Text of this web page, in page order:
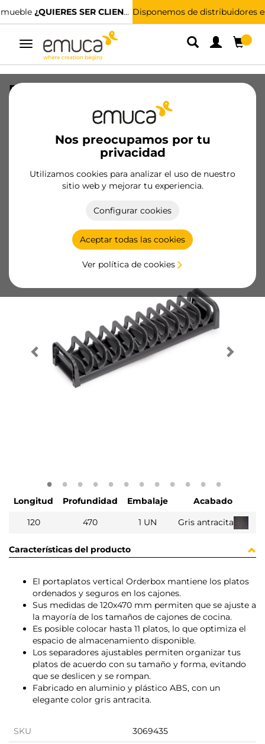
Disponemos de distribuidores especializados.ENCUENTRA EL MÁS CERCANO
Alternar
navegación
Nos preocupamos por tu
privacidad
Utilizamos cookies para analizar el uso de nuestro
sitio web y mejorar tu experiencia.
Configurar cookies
Aceptar todas las cookies
Ver política de cookies
Portaplatos Orderbox para cajón,
120x470mm, Aluminio y Plástico, Gris
3069435/EAN 8432393306018
Hazte cliente
Ficha de producto
Longitud Profundidad Embalaje
Acabado
120
470 1 UN Gris antracita
Características del producto
El portaplatos vertical Orderbox mantiene los platos
ordenados y seguros en los cajones.
Sus medidas de 120x470 mm permiten que se ajuste a
la mayoría de los tamaños de cajones de cocina.
Es posible colocar hasta 11 platos, lo que optimiza el
espacio de almacenamiento disponible.
Los separadores ajustables permiten organizar tus
platos de acuerdo con su tamaño y forma, evitando
que se deslicen y se rompan.
Fabricado en aluminio y plástico ABS, con un
elegante color gris antracita.
SKU 3069435